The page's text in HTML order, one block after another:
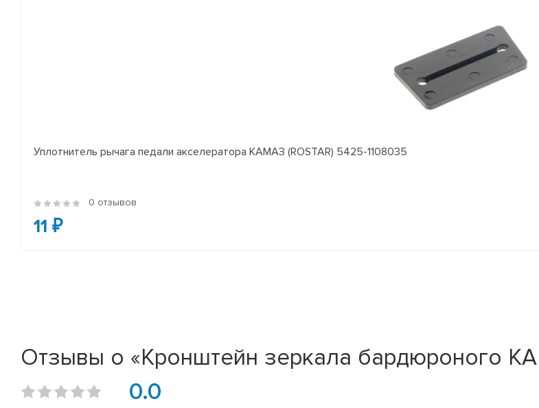
Уплотнитель рычага педали акселератора КАМАЗ (ROSTAR) 5425-1108035
0 отзывов
11 ₽
Отзывы о «Кронштейн зеркала бардюроного
0.0